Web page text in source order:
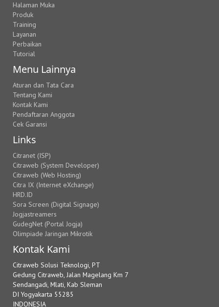
Halaman Muka
Produk
Training
Layanan
Perbaikan
Tutorial
Menu Lainnya
Aturan dan Tata Cara
Tentang Kami
Kontak Kami
Pendaftaran Anggota
Cek Garansi
Links
Citranet (ISP)
Citraweb (System Developer)
Citraweb (Web Hosting)
Citra IX (Internet eXchange)
HRD.ID
Sora Screen (Digital Signage)
Jogjastreamers
GudegNet (Portal Jogja)
Olimpiade Jaringan Mikrotik
Kontak Kami
Citraweb Solusi Teknologi, PT
Gedung Citraweb, Jalan Magelang Km 7
Sendangadi, Mlati, Kab Sleman
DI Yogyakarta 55285
INDONESIA